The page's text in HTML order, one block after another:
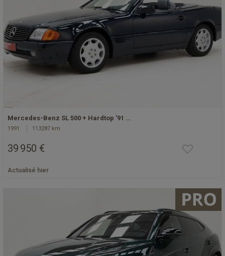
Mercedes-Benz SL 500 + Hardtop '91 …
1991 113287 km
39 950 €
Actualisé hier